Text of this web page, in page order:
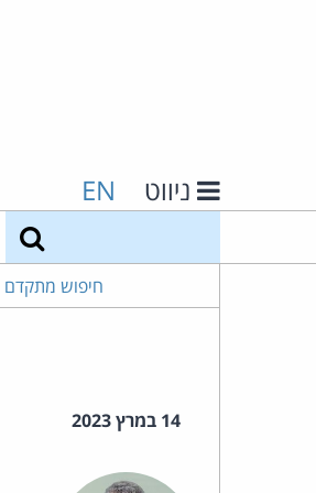
ניווט EN
חיפוש מתקדם
14 במרץ 2023